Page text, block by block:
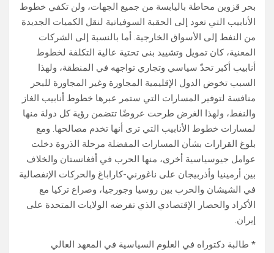
بحر قزوين محاطة باليابسة من جميع الجهات، ولن تكفي خطوط
الأنابيب التي تعود إلى الحقبة السوفياتية لنقل الكميات الجديدة
من النفط إلى الأسواق الخارجية. أما بالنسبة إلى الشركات
المعنية، كان تمويل وتشييد بنى تحتية عالية التكلفة لخطوط
أنابيب أكبر تحدّ سياسي وتجاري تواجهه في المنطقة، ولهذا
السبب تخوض الدول الإقليمية المجاورة وغير المجاورة للبحر
منافسة لتوفير المسارات التي ستمر عبرها خطوط أنابيب الغاز
والنفط، ولهذا الغرض طرحت عروضًا تتضمن رؤية كل دولة منها
لمسارات خطوط الأنابيب التي ترى أنها تخدم مصالحها. ومع
بلوغ القرارات بشأن المسارات المفضلة مرحلة الذروة دخلت
عوامل جيوسياسية أخرى، منها الحرب في أفغانستان والخلاف
بين أرمينيا وأذربيجان على ناغورني-كاراباغ والحركات الإنفصالية
في الشيشان والحرب بين روسيا وجورجيا، وصراع تركيا مع
الأكراد والحصار الإقتصادي الذي تفرضه الولايات المتحدة على
إيران.
* طالبة دكتوراه في العلوم السياسية في المعهد العالي